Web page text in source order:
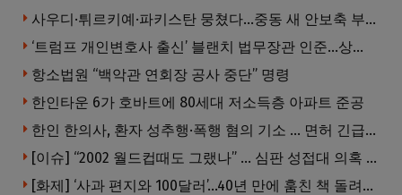
사우디·튀르키예·파키스탄 뭉쳤다…중동 새 안보축 부상하나
‘트럼프 개인변호사 출신’ 블랜치 법무장관 인준…상원 50대49 가결
항소법원 “백악관 연회장 공사 중단” 명령
한인타운 6가 호바트에 80세대 저소득층 아파트 준공
한인 한의사, 환자 성추행·폭행 혐의 기소 … 면허 긴급정지
[이슈] “2002 월드컵때도 그랬나” … 심판 성접대 의혹 해외로 일파만파, 4강 신화까지 불똥
[화제] ‘사과 편지와 100달러’…40년 만에 훔친 책 돌려준 절도범